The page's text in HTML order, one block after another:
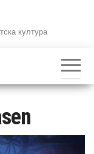
култура